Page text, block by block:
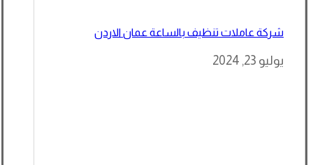
شركة عاملات تنظيف بالساعة عمان الاردن
يوليو 23, 2024